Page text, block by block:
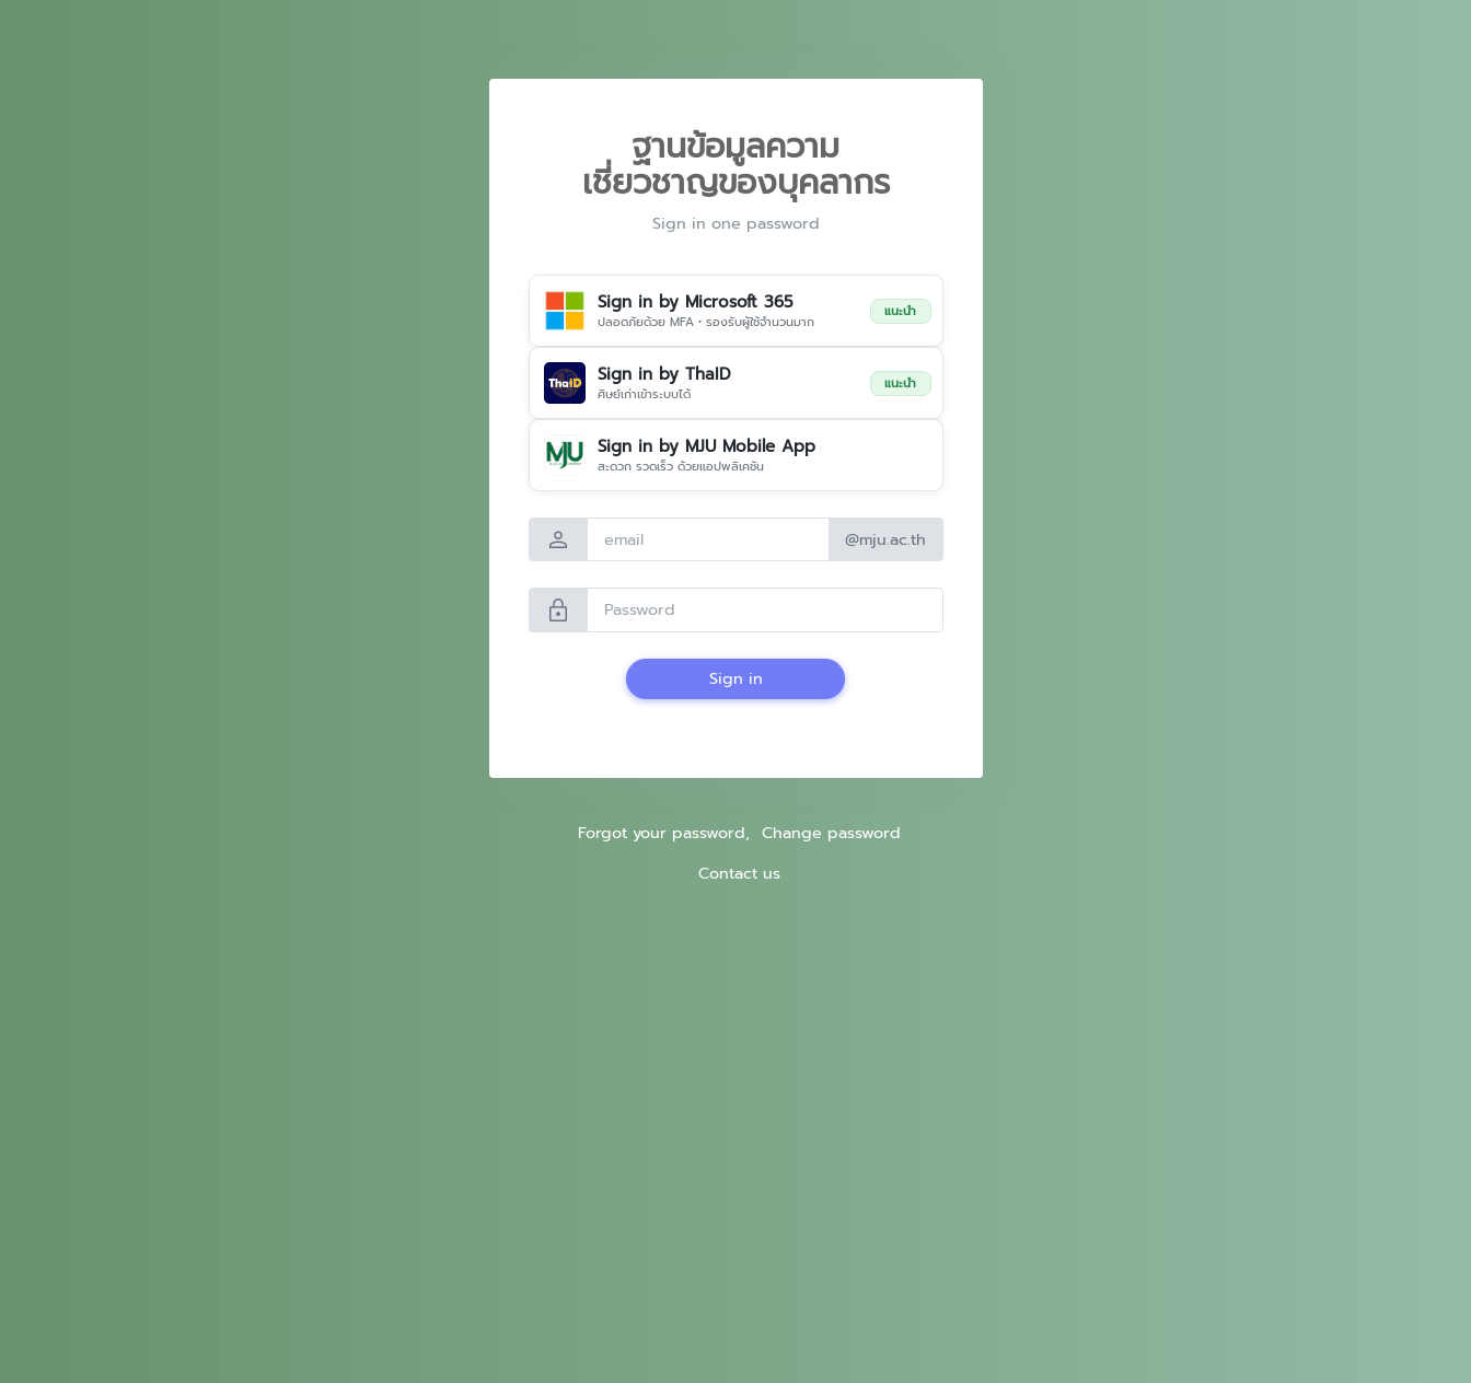
ฐานข้อมูลความ
เชี่ยวชาญของบุคลากร
Sign in one password
Sign in by Microsoft 365
ปลอดภัยด้วย MFA • รองรับผู้ใช้จำนวนมาก
แนะนำ
Sign in by ThaID
ศิษย์เก่าเข้าระบบได้
แนะนำ
Sign in by MJU Mobile App
สะดวก รวดเร็ว ด้วยแอปพลิเคชัน
person @mju.ac.th
lock
Sign in
Forgot your password, Change password
Contact us